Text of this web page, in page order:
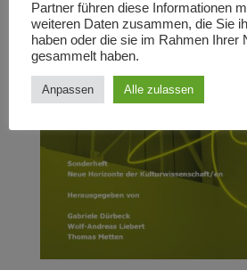
Partner führen diese Informationen
weiteren Daten zusammen, die Sie
haben oder die sie im Rahmen Ihrer
gesammelt haben.
Anpassen Alle zulassen